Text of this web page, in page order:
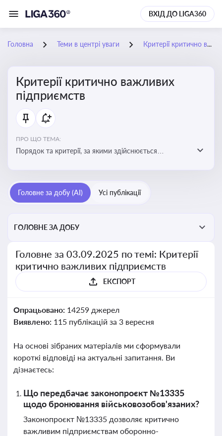
ВХІД ДО LIGA360
Головна Теми в центрі уваги Критерії критично важливих підприємств
Критерії критично важливих
підприємств
ПРО ЩО ТЕМА:
Порядок та критерії, за якими здійснюється
Головне за добу (AI) Усі публікації
ГОЛОВНЕ ЗА ДОБУ
Головне за 03.09.2025 по темі: Критерії
критично важливих підприємств
ЕКСПОРТ
Опрацьовано: 14259 джерел
Виявлено: 115 публікацій за 3 вересня
На основі зібраних матеріалів ми сформували
короткі відповіді на актуальні запитання. Ви
дізнаєтесь:
Що передбачає законопроєкт №13335
щодо бронювання військовозобов'язаних?
Законопроєкт №13335 дозволяє критично
важливим підприємствам оборонно-